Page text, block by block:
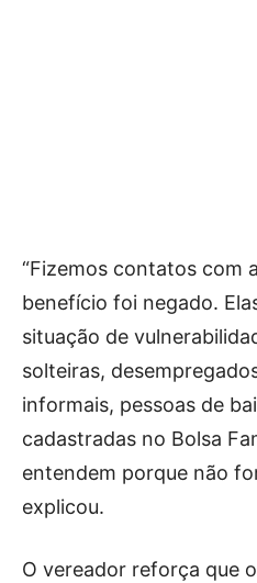
“Fizemos contatos com
benefício foi negado.
situação de
solteiras,
informais, pessoas de
cadastradas no Bolsa
entendem porque não
explicou.
O vereador reforça que